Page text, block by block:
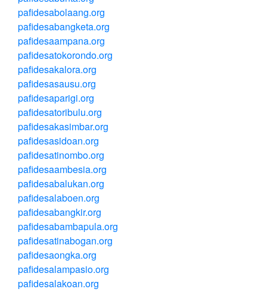
pafidesabolaang.org
pafidesabangketa.org
pafidesaampana.org
pafidesatokorondo.org
pafidesakalora.org
pafidesasausu.org
pafidesaparigi.org
pafidesatoribulu.org
pafidesakasimbar.org
pafidesasidoan.org
pafidesatinombo.org
pafidesaambesia.org
pafidesabalukan.org
pafidesalaboen.org
pafidesabangkir.org
pafidesabambapula.org
pafidesatinabogan.org
pafidesaongka.org
pafidesalampasio.org
pafidesalakoan.org